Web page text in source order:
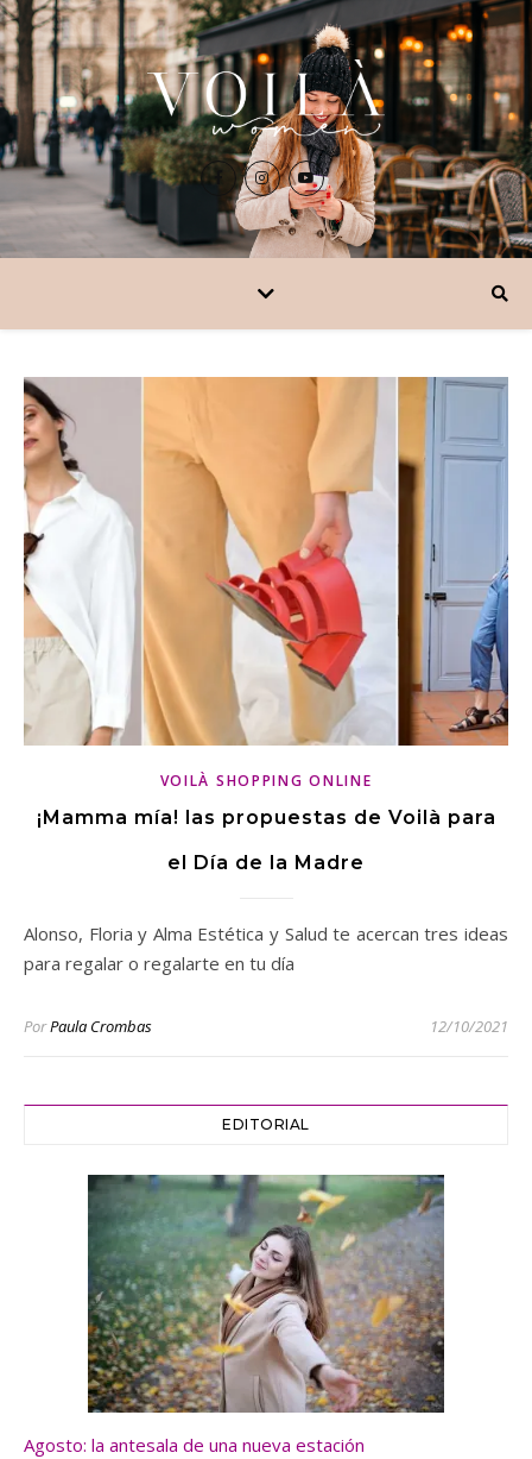
VOILÀ SHOPPING ONLINE
¡Mamma mía! las propuestas de Voilà para
el Día de la Madre
Alonso, Floria y Alma Estética y Salud te acercan tres ideas
para regalar o regalarte en tu día
PorPaula Crombas 12/10/2021
EDITORIAL
Agosto: la antesala de una nueva estación